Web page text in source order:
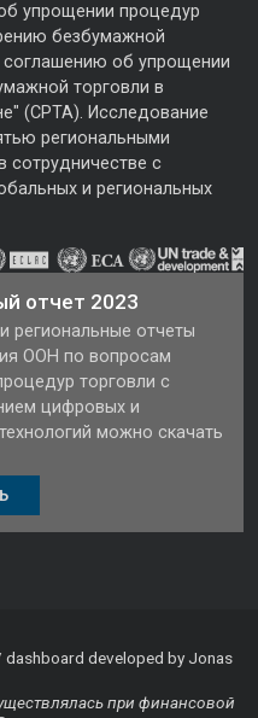
упрощении процедур
безбумажной
соглашению об упрощении
торговли в
(CPTA). Исследование
региональными
с
и региональных
отчет 2023
региональные отчеты
ООН по вопросам
торговли с
цифровых и
можно скачать
developed by Jonas
при финансовой